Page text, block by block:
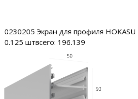
0230205 Экран для профиля
0.125 штвсего: 196.139